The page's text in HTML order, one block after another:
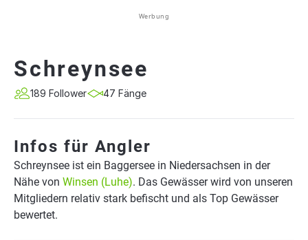
Werbung
Schreynsee
189 Follower 47 Fänge
Infos für Angler
Schreynsee ist ein Baggersee in Niedersachsen in der
Nähe von Winsen (Luhe). Das Gewässer wird von unseren
Mitgliedern relativ stark befischt und als Top Gewässer
bewertet.